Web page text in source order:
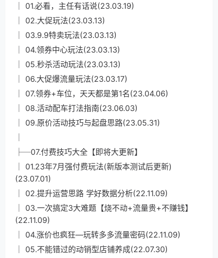
│ 01.必看，主任有话说(23.03.19)
│ 02.大促玩法(23.03.13)
│ 03.9.9特卖玩法(23.03.13)
│ 04.领券中心玩法(23.03.13)
│ 05.秒杀活动玩法(23.03.13)
│ 06.大促爆流量玩法(23.03.17)
│ 07.领券+车位，天天都是第1名(23.04.06)
│ 08.活动配车打法指南(23.06.03)
│ 09.原价活动技巧与起盘思路(23.05.31)
├─07.付费技巧大全【即将大更新】
│ 01.23年7月强付费玩法(新版本测试后更新)
(23.07.01)
│ 02.提升运营思路 学好数据分析(22.11.09)
│ 03.一次搞定3大难题【烧不动+流量贵+不赚钱】
(22.11.09)
│ 04.涨价也疯狂—玩转多多流量密码(22.11.09)
│ 05.不能错过的动销型店铺养成(22.07.30)